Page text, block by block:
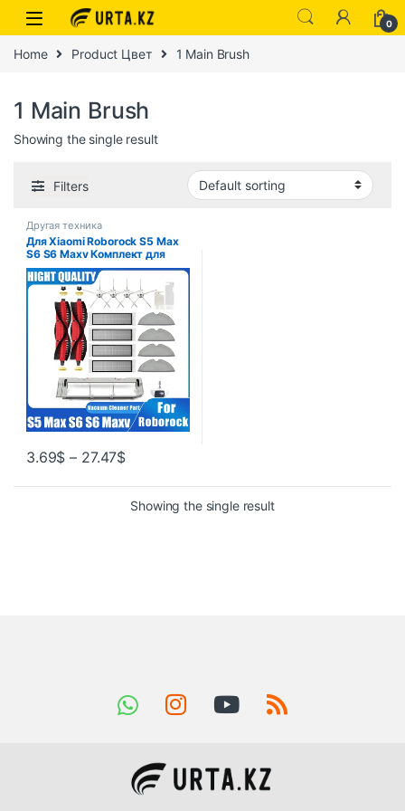
0
Home Product Цвет 1 Main Brush
1 Main Brush
Showing the single result
Filters
Другая техника
Для Xiaomi Roborock S5 Max
S6 S6 Maxv Комплект для
замены пылесоса Роликовая
щетка HEPA-фильтр Швабра
Запасные части
3.69$ – 27.47$
Showing the single result